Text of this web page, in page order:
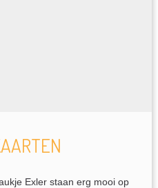
Exler staan erg mooi op